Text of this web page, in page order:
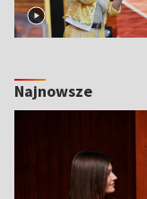
Najnowsze